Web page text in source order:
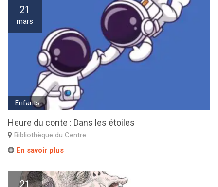
21
mars
Enfants
Heure du conte : Dans les étoiles
Bibliothèque du Centre
En savoir plus
21